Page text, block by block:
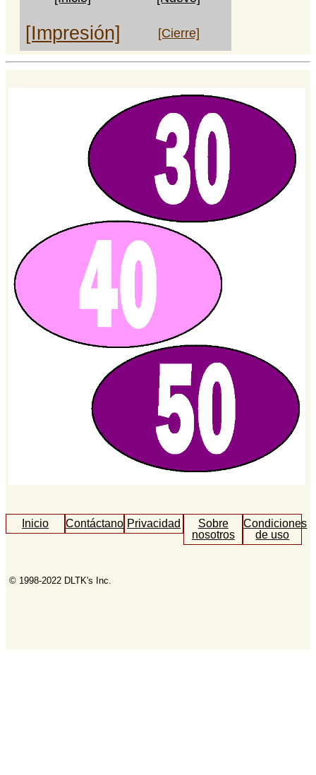
[Impresión] [Cierre]
Inicio ContáctanosPrivacidad
Sobre
nosotros
Condiciones
de uso
© 1998-2022 DLTK's Inc.